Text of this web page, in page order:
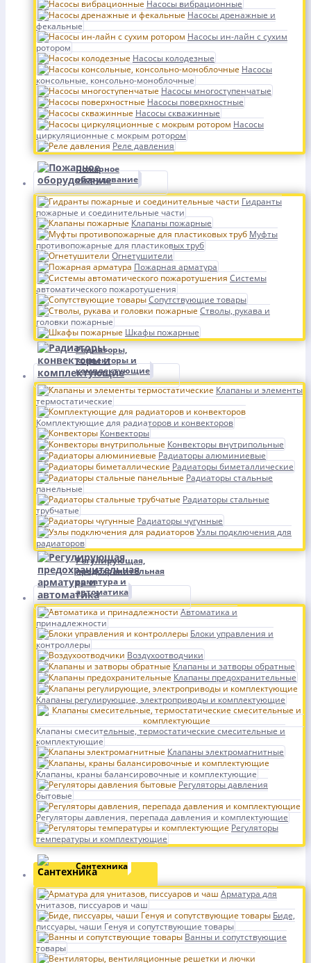
Насосы вибрационные
Насосы дренажные и
фекальные
Насосы ин-лайн с сухим
ротором
Насосы колодезные
Насосы
консольные, консольно-моноблочные
Насосы многоступенчатые
Насосы поверхностные
Насосы скважинные
Насосы
циркуляционные с мокрым ротором
Реле давления
Пожарное
оборудование
Гидранты
пожарные и соединительные части
Клапаны пожарные
Муфты
противопожарные для пластиковых труб
Огнетушители
Пожарная арматура
Системы
автоматического пожаротушения
Сопутствующие товары
Стволы, рукава и
головки пожарные
Шкафы пожарные
Радиаторы,
конвекторы и
комплектующие
Клапаны и элементы
термостатические
Комплектующие для радиаторов и конвекторов
Конвекторы
Конвекторы внутрипольные
Радиаторы алюминиевые
Радиаторы биметаллические
Радиаторы стальные
панельные
Радиаторы стальные
трубчатые
Радиаторы чугунные
Узлы подключения для
радиаторов
Регулирующая,
предохранительная
арматура и
автоматика
Автоматика и
принадлежности
Блоки управления и
контроллеры
Воздухоотводчики
Клапаны и затворы обратные
Клапаны предохранительные
Клапаны регулирующие, электроприводы и комплектующие
Клапаны смесительные, термостатические смесительные и
комплектующие
Клапаны электромагнитные
Клапаны, краны балансировочные и комплектующие
Регуляторы давления
бытовые
Регуляторы давления, перепада давления и комплектующие
Регуляторы
температуры и комплектующие
Сантехника
Арматура для
унитазов, писсуаров и чаш
Биде,
писсуары, чаши Генуя и сопутствующие товары
Ванны и сопутствующие
товары